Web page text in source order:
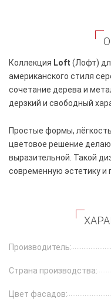
Коллекция Loft (Лофт)
американского стиля
сочетание дерева и
дерзкий и свободный
Простые формы,
цветовое решение
выразительной. Такой
современную эстетику и
Производитель:
Страна производства:
Цвет фасадов: